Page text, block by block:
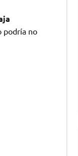
podría no